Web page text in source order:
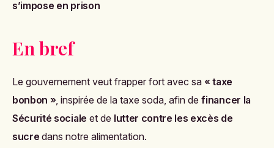
s’impose en prison
En bref
Le gouvernement veut frapper fort avec sa « taxe
bonbon », inspirée de la taxe soda, afin definancer la
Sécurité sociale et de lutter contre les excès de
sucre dans notre alimentation.